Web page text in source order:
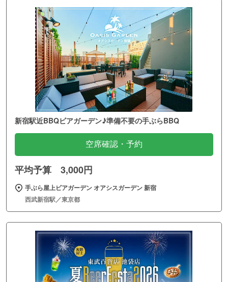
新宿駅近BBQビアガーデン♪準備不要の手ぶらBBQ
空席確認・予約
平均予算 3,000円
手ぶら屋上ビアガーデン オアシスガーデン 新宿
西武新宿駅／東京都